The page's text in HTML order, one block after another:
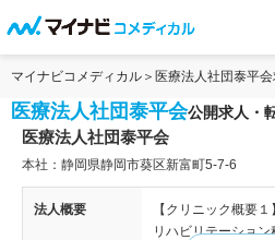
マイナビコメディカル 医療法人社団泰平
医療法人社団泰平会公開求人・
医療法人社団泰平会
本社：静岡県静岡市葵区新富町5-7-6
法人概要
【クリニック概要
リハビリテーショ